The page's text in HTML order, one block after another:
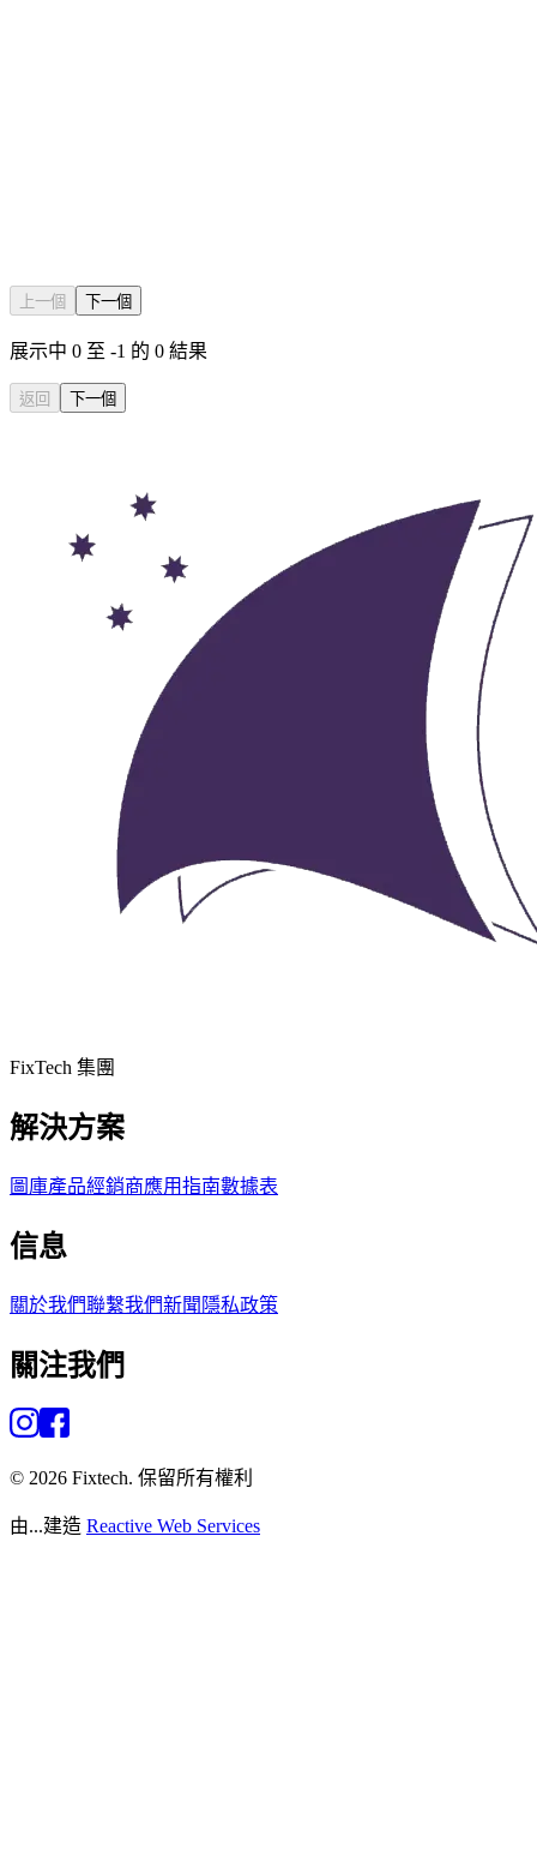
上一個 下一個
展示中 0 至 -1 的 0 結果
返回 下一個
FixTech 集團
解決方案
圖庫產品經銷商應用指南數據表
信息
關於我們聯繫我們新聞 隱私政策
關注我們
© 2026 Fixtech. 保留所有權利
由...建造 Reactive Web Services